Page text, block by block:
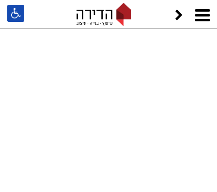
לימודי תעודה בעיצוב פנים